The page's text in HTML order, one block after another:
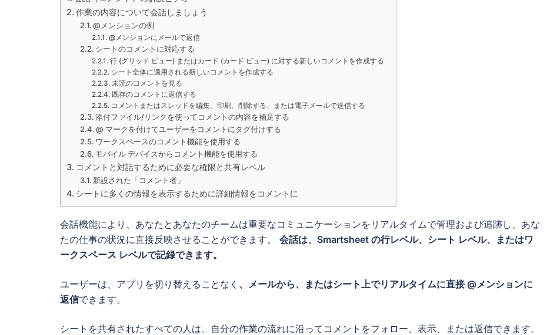
作業の内容について会話しましょう
@メンションの例
@メンションにメールで返信
シートのコメントに対応する
行 (グリッド ビュー) またはカード (カード ビュー) に対する新しいコメントを作成する
シート全体に適用される新しいコメントを作成する
未読のコメントを見る
既存のコメントに返信する
コメントまたはスレッドを編集、印刷、削除する、または電子メールで送信する
添付ファイル/リンクを使ってコメントの内容を補足する
@ マークを付けてユーザーをコメントにタグ付けする
ワークスペースのコメント機能を使用する
モバイル デバイスからコメント機能を使用する
コメントと対話するために必要な権限と共有レベル
新設された「コメント者」
シートに多くの情報を表示するために詳細情報をコメントに
会話機能により、あなたとあなたのチームは重要なコミュニケーションをリアルタイムで管理および追跡し、あな
たの仕事の状況に直接反映させることができます。 会話は、Smartsheet の行レベル、シート レベル、またはワ
ークスペース レベルで記録できます。
ユーザーは、アプリを切り替えることなく 、メールから、またはシート上でリアルタイムに直接 @メンションに
返信できます。
シートを共有されたすべての人は、自分の作業の流れに沿ってコメントをフォロー、表示、または返信できます。